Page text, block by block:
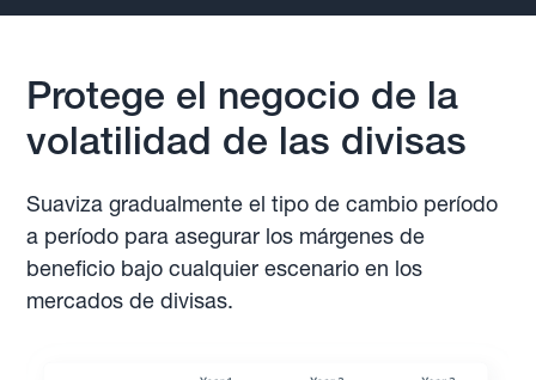
Protege el negocio de la
volatilidad de las divisas
Suaviza gradualmente el tipo de cambio período
a período para asegurar los márgenes de
beneficio bajo cualquier escenario en los
mercados de divisas.